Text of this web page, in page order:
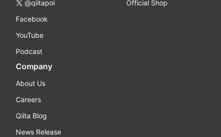
@qiitapoi
Facebook
YouTube
Podcast
Official Shop
Company
About Us
Careers
Qiita Blog
News Release